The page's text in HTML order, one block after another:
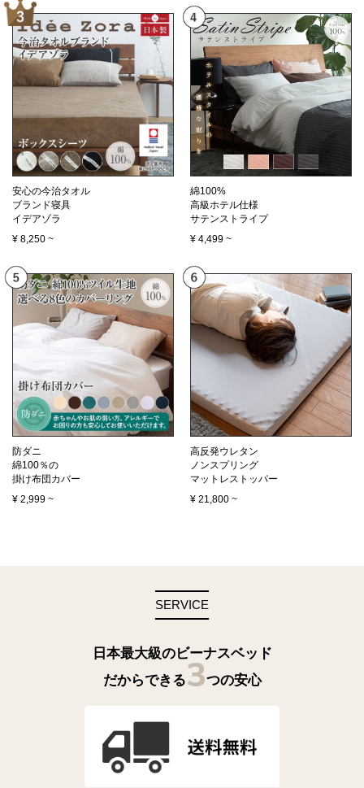
安心の今治タオル
ブランド寝具
イデアゾラ
¥ 8,250 ~
綿100%
高級ホテル仕様
サテンストライプ
¥ 4,499 ~
防ダニ
綿100％の
掛け布団カバー
¥ 2,999 ~
高反発ウレタン
ノンスプリング
マットレストッパー
¥ 21,800 ~
SERVICE
日本最大級のビーナスベッド
だからできる3つの安心